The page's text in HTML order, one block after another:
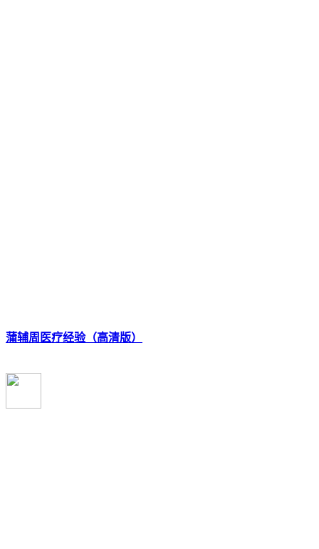
蒲辅周医疗经验（高清版）